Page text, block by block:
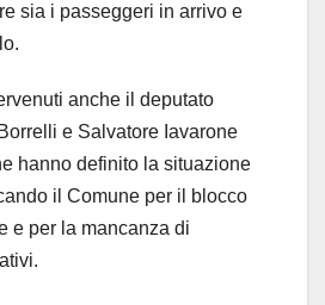
sia i passeggeri in arrivo e
anche il deputato
e Salvatore Iavarone
hanno definito la situazione
il Comune per il blocco
e per la mancanza di